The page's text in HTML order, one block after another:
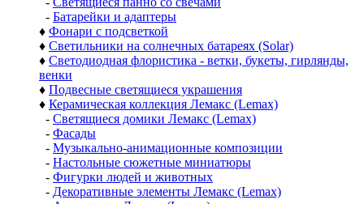
- Батарейки и адаптеры
♦ Фонари с подсветкой
♦ Светильники на солнечных батареях (Solar)
♦ Светодиодная флористика - ветки, букеты, гирлянды,
венки
♦ Подвесные светящиеся украшения
♦ Керамическая коллекция Лемакс (Lemax)
- Светящиеся домики Лемакс (Lemax)
- Фасады
- Музыкально-анимационные композиции
- Настольные сюжетные миниатюры
- Фигурки людей и животных
- Декоративные элементы Лемакс (Lemax)